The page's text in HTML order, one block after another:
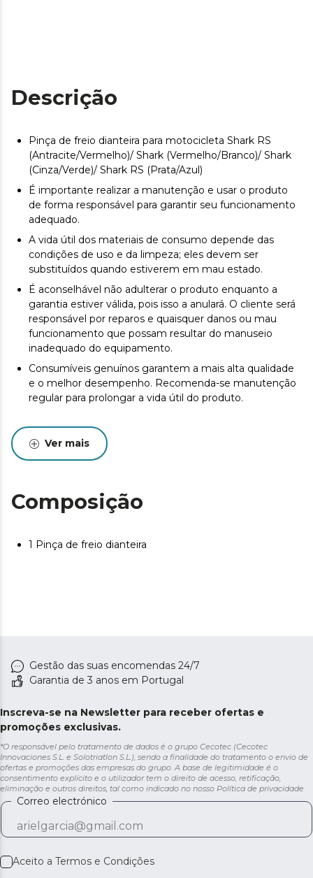
Descrição
Pinça de freio dianteira para motocicleta Shark RS
(Antracite/Vermelho)/ Shark (Vermelho/Branco)/ Shark
(Cinza/Verde)/ Shark RS (Prata/Azul)
É importante realizar a manutenção e usar o produto
de forma responsável para garantir seu funcionamento
adequado.
A vida útil dos materiais de consumo depende das
condições de uso e da limpeza; eles devem ser
substituídos quando estiverem em mau estado.
É aconselhável não adulterar o produto enquanto a
garantia estiver válida, pois isso a anulará. O cliente será
responsável por reparos e quaisquer danos ou mau
funcionamento que possam resultar do manuseio
inadequado do equipamento.
Consumíveis genuínos garantem a mais alta qualidade
e o melhor desempenho. Recomenda-se manutenção
regular para prolongar a vida útil do produto.
Ver mais
Composição
1 Pinça de freio dianteira
Gestão das suas encomendas 24/7
Garantia de 3 anos em Portugal
Inscreva-se na Newsletter para receber ofertas e
promoções exclusivas.
*O responsável pelo tratamento de dados é o grupo Cecotec (Cecotec
Innovaciones S.L. e Solotriatlon S.L.), sendo a finalidade do tratamento o envio de
ofertas e promoções das empresas do grupo. A base de legitimidade é o
consentimento explícito e o utilizador tem o direito de acesso, retificação,
eliminação e outros direitos, tal como indicado no nosso Política de privacidade
Correo electrónico
Aceito a Termos e Condições